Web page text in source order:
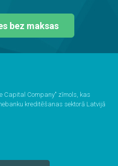
bez maksas
Capital Company" zīmols, kas
kreditēšanas sektorā Latvijā